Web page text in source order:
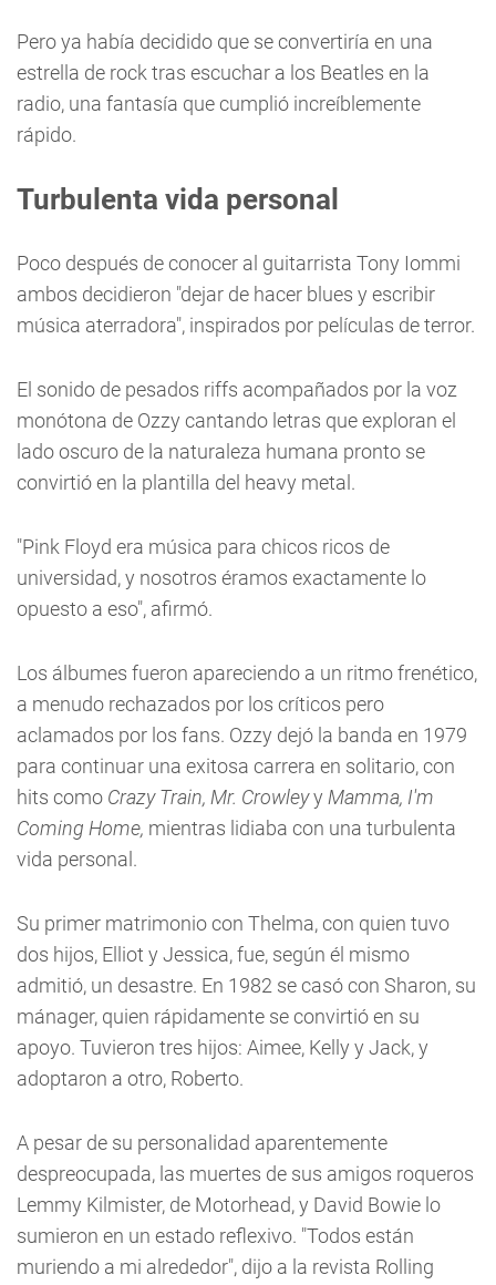
Pero ya había decidido que se convertiría en una
estrella de rock tras escuchar a los Beatles en la
radio, una fantasía que cumplió increíblemente
rápido.
Turbulenta vida personal
Poco después de conocer al guitarrista Tony Iommi
ambos decidieron "dejar de hacer blues y escribir
música aterradora", inspirados por películas de terror.
El sonido de pesados riffs acompañados por la voz
monótona de Ozzy cantando letras que exploran el
lado oscuro de la naturaleza humana pronto se
convirtió en la plantilla del heavy metal.
"Pink Floyd era música para chicos ricos de
universidad, y nosotros éramos exactamente lo
opuesto a eso", afirmó.
Los álbumes fueron apareciendo a un ritmo frenético,
a menudo rechazados por los críticos pero
aclamados por los fans. Ozzy dejó la banda en 1979
para continuar una exitosa carrera en solitario, con
hits como Crazy Train, Mr. Crowleyy Mamma, I'm
Coming Home, mientras lidiaba con una turbulenta
vida personal.
Su primer matrimonio con Thelma, con quien tuvo
dos hijos, Elliot y Jessica, fue, según él mismo
admitió, un desastre. En 1982 se casó con Sharon, su
mánager, quien rápidamente se convirtió en su
apoyo. Tuvieron tres hijos: Aimee, Kelly y Jack, y
adoptaron a otro, Roberto.
A pesar de su personalidad aparentemente
despreocupada, las muertes de sus amigos roqueros
Lemmy Kilmister, de Motorhead, y David Bowie lo
sumieron en un estado reflexivo. "Todos están
muriendo a mi alrededor", dijo a la revista Rolling